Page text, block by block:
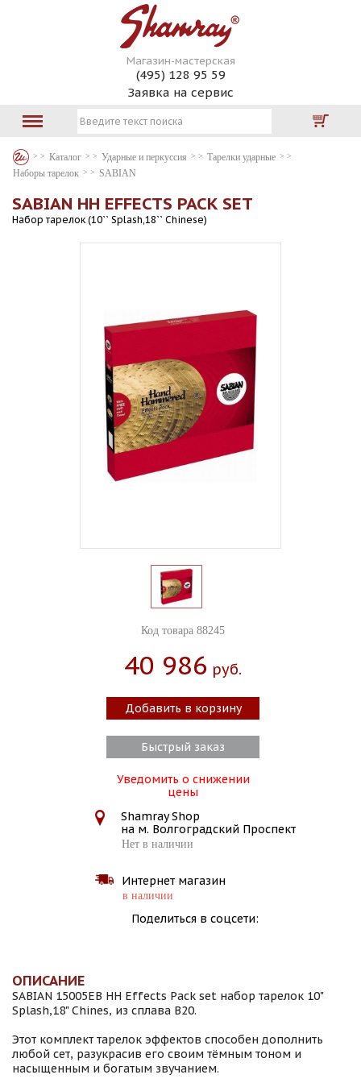
Магазин-мастерская
(495) 128 95 59
Заявка на сервис
Каталог Ударные и перкуссия
Тарелки ударные
Наборы тарелок
SABIAN
SABIAN HH EFFECTS PACK SET
Набор тарелок (10`` Splash,18`` Chinese)
Код товара 88245
40 986 Руб.
Добавить в корзину
Быстрый заказ
Уведомить о снижении
цены
Shamray Shop
на м. Волгоградский Проспект
Нет в наличии
Интернет магазин
в наличии
Поделиться в соцсети:
ОПИСАНИЕ
SABIAN 15005EB HH Effects Pack set набор тарелок 10"
Splash,18" Chines, из сплава В20.
Этот комплект тарелок эффектов способен дополнить
любой сет, разукрасив его своим тёмным тоном и
насыщенным и богатым звучанием.